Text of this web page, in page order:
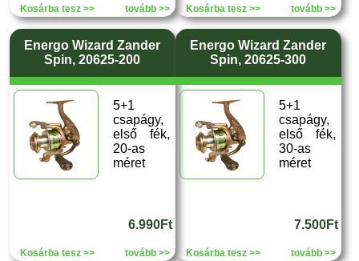
Kosárba tesz >> tovább >> Kosárba tesz >> tovább >>
Energo Wizard Zander
Spin, 20625-200
5+1
csapágy,
első fék,
20-as
méret
6.990Ft
Kosárba tesz >> tovább >>
Energo Wizard Zander
Spin, 20625-300
5+1
csapágy,
első fék,
30-as
méret
7.500Ft
Kosárba tesz >> tovább >>